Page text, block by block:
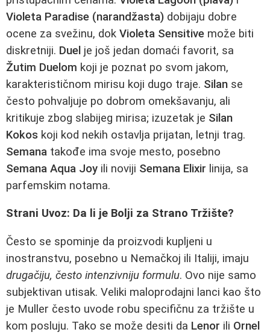
Violeta Paradise (narandžasta) dobijaju dobre
ocene za svežinu, dok Violeta Sensitive može biti
diskretniji. Duel je još jedan domaći favorit, sa
Žutim Duelom koji je poznat po svom jakom,
karakterističnom mirisu koji dugo traje. Silan se
često pohvaljuje po dobrom omekšavanju, ali
kritikuje zbog slabijeg mirisa; izuzetak je Silan
Kokos koji kod nekih ostavlja prijatan, letnji trag.
Semana takođe ima svoje mesto, posebno
Semana Aqua Joy ili noviji Semana Elixir linija, sa
parfemskim notama.
Strani Uvoz: Da li je Bolji za Strano Tržište?
Često se spominje da proizvodi kupljeni u
inostranstvu, posebno u Nemačkoj ili Italiji, imaju
drugačiju, često intenzivniju formulu. Ovo nije samo
subjektivan utisak. Veliki maloprodajni lanci kao što
je Muller često uvode robu specifičnu za tržište u
kom posluju. Tako se može desiti da Lenor ili Ornel